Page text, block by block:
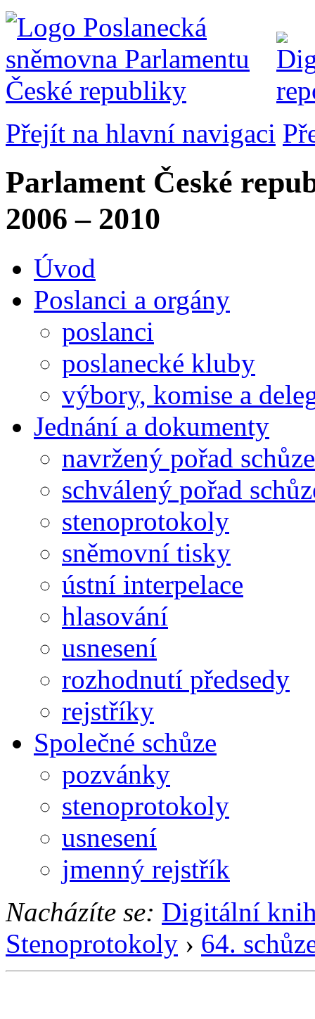
Přejít na hlavní navigaci
Parlament České
2006 – 2010
Úvod
Poslanci a orgány
poslanci
poslanecké kluby
výbory, komise a
Jednání a dokumenty
navržený pořad schůze
schválený pořad
stenoprotokoly
sněmovní tisky
ústní interpelace
hlasování
usnesení
rozhodnutí předsedy
rejstříky
Společné schůze
pozvánky
stenoprotokoly
usnesení
jmenný rejstřík
Nacházíte se: Digitální
Stenoprotokoly › 64.